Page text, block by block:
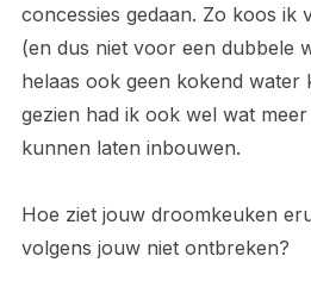
concessies gedaan. Zo koos ik
(en dus niet voor een dubbele
helaas ook geen kokend water
gezien had ik ook wel wat
kunnen laten inbouwen.
Hoe ziet jouw droomkeuken
volgens jouw niet ontbreken?